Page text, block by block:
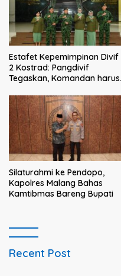
Estafet Kepemimpinan Divif
2 Kostrad: Pangdivif
Tegaskan, Komandan harus
dan solusi bagi prajurit
Silaturahmi ke Pendopo,
Kapolres Malang Bahas
Kamtibmas Bareng Bupati
Recent Post